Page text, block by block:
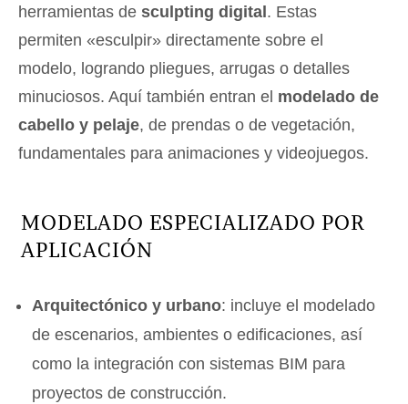
herramientas de sculpting digital . Estas
permiten «esculpir» directamente sobre el
modelo, logrando pliegues, arrugas o detalles
minuciosos. Aquí también entran el modelado de
cabello y pelaje, de prendas o de vegetación,
fundamentales para animaciones y videojuegos.
MODELADO ESPECIALIZADO POR
APLICACIÓN
Arquitectónico y urbano: incluye el modelado
de escenarios, ambientes o edificaciones, así
como la integración con sistemas BIM para
proyectos de construcción.